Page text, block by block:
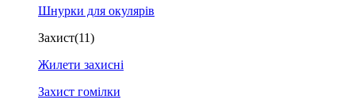
Шнурки для окулярів
Захист(11)
Жилети захисні
Захист гомілки